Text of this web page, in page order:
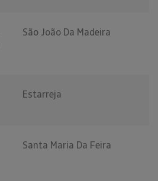
São João Da Madeira
Estarreja
Santa Maria Da Feira